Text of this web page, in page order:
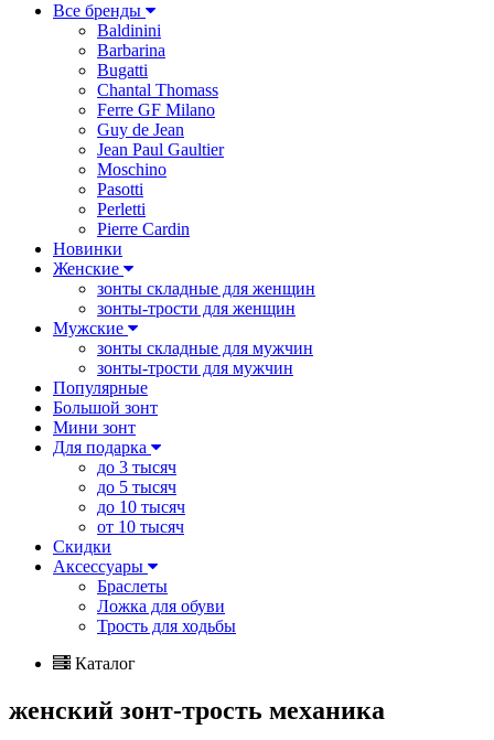
Все бренды
Baldinini
Barbarina
Bugatti
Chantal Thomass
Ferre GF Milano
Guy de Jean
Jean Paul Gaultier
Moschino
Pasotti
Perletti
Pierre Cardin
Новинки
Женские
зонты складные для женщин
зонты-трости для женщин
Мужские
зонты складные для мужчин
зонты-трости для мужчин
Популярные
Большой зонт
Мини зонт
Для подарка
до 3 тысяч
до 5 тысяч
до 10 тысяч
от 10 тысяч
Скидки
Аксессуары
Браслеты
Ложка для обуви
Трость для ходьбы
Каталог
женский зонт-трость механика